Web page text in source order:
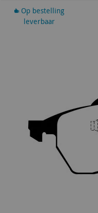
Op bestelling
leverbaar